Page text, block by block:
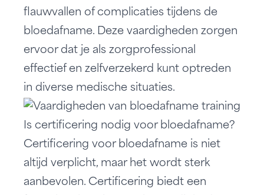
flauwvallen of complicaties tijdens de
bloedafname. Deze vaardigheden zorgen
ervoor dat je als zorgprofessional
effectief en zelfverzekerd kunt optreden
in diverse medische situaties.
Is certificering nodig voor bloedafname?
Certificering voor bloedafname is niet
altijd verplicht, maar het wordt sterk
aanbevolen. Certificering biedt een